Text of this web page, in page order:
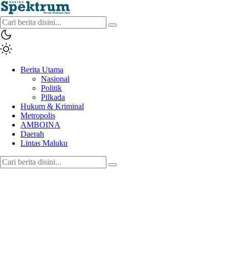
spektrumonline.com
Berita Utama
Nasional
Politik
Pilkada
Hukum & Kriminal
Metropolis
AMBOINA
Daerah
Lintas Maluku